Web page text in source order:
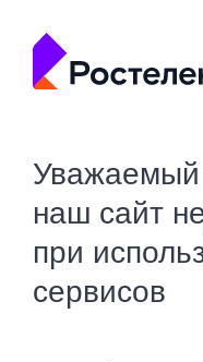
Уважаемый
наш сайт
при
сервисов